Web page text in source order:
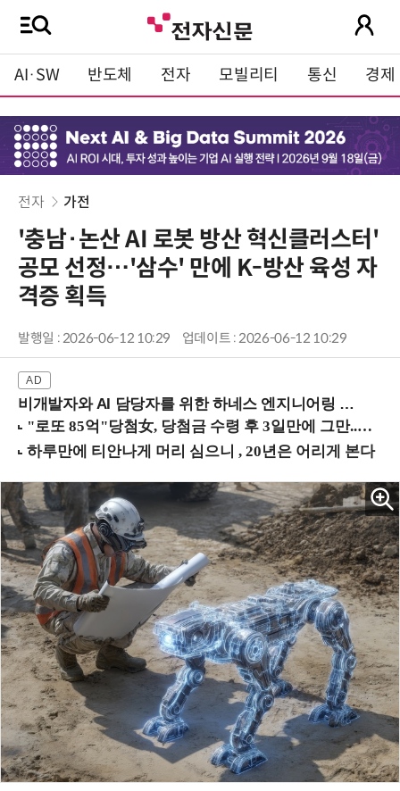
AI·SW 반도체 전자 모빌리티 통신 경제
전자 가전
'충남·논산 AI 로봇 방산 혁신클러스터'
공모 선정…'삼수' 만에 K-방산 육성 자
격증 획득
발행일 : 2026-06-12 10:29 업데이트 : 2026-06-12 10:29
비개발자와 AI 담당자를 위한 하네스 엔지니어링 입문과정 (8/20 신논현역)